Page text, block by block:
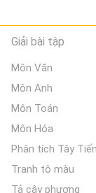
Giải bài tập
Môn Văn
Môn Anh
Môn Toán
Môn Hóa
Phân tích Tây Tiến
Tranh tô màu
Tả cây phượng